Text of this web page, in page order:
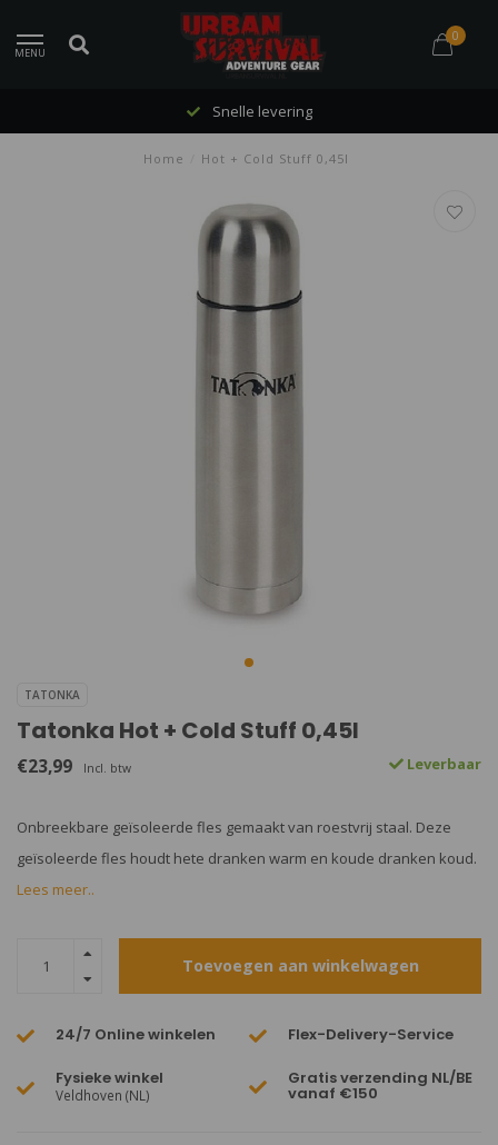
MENU
0
Snelle levering
Home Hot + Cold Stuff 0,45l
TATONKA
Tatonka Hot + Cold Stuff 0,45l
€23,99 Incl. btw Leverbaar
Onbreekbare geïsoleerde fles gemaakt van roestvrij staal. Deze
geïsoleerde fles houdt hete dranken warm en koude dranken koud.
Lees meer..
Toevoegen aan winkelwagen
24/7 Online winkelen Flex-Delivery-Service
Fysieke winkel
Veldhoven (NL)
Gratis verzending NL/BE
vanaf €150